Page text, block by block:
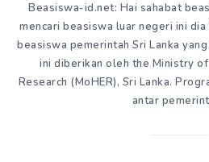
Beasiswa-id.net: Hai sahabat
mencari beasiswa luar negeri ini
beasiswa pemerintah Sri Lanka
ini diberikan oleh the Ministry
Research (MoHER), Sri Lanka.
antar